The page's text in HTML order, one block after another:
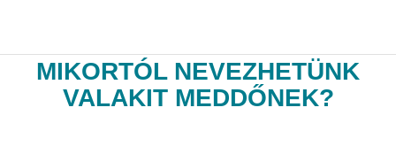
MIKORTÓL NEVEZHETÜNK
VALAKIT MEDDŐNEK?